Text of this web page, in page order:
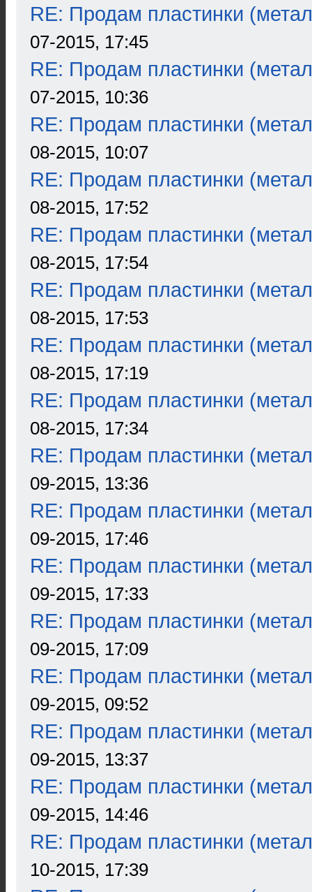
RE: Продам пластинки
07-2015, 17:45
RE: Продам пластинки
07-2015, 10:36
RE: Продам пластинки
08-2015, 10:07
RE: Продам пластинки
08-2015, 17:52
RE: Продам пластинки
08-2015, 17:54
RE: Продам пластинки
08-2015, 17:53
RE: Продам пластинки
08-2015, 17:19
RE: Продам пластинки
08-2015, 17:34
RE: Продам пластинки
09-2015, 13:36
RE: Продам пластинки
09-2015, 17:46
RE: Продам пластинки
09-2015, 17:33
RE: Продам пластинки
09-2015, 17:09
RE: Продам пластинки
09-2015, 09:52
RE: Продам пластинки
09-2015, 13:37
RE: Продам пластинки
09-2015, 14:46
RE: Продам пластинки
10-2015, 17:39